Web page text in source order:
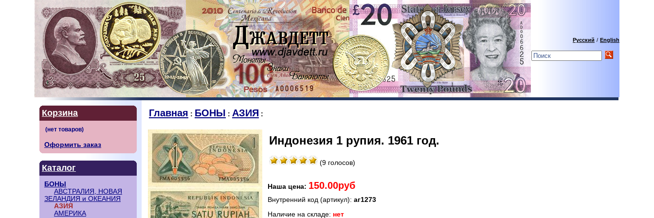
Русский / English
Корзина
Оформить заказ
Каталог
БОНЫ
АВСТРАЛИЯ, НОВАЯ
ЗЕЛАНДИЯ и ОКЕАНИЯ
АЗИЯ
АМЕРИКА
Главная : БОНЫ : АЗИЯ :
Индонезия 1 рупия. 1961 год.
(9 голосов)
Наша цена: 150.00руб
Внутренний код (артикул): аг1273
Наличие на складе: нет